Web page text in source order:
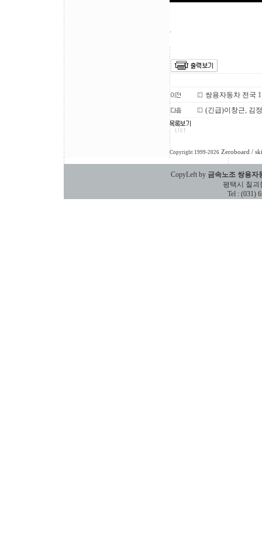
.
쌍용자동차 전국
(긴급)이창근, 김
Copyright 1999-2026 Zeroboard /
CopyLeft by 금속노조 쌍용자
평택시 칠괴동
Tel : (031)